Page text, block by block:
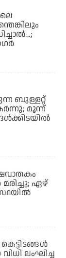
ബുള്ളറ്റ്
മൂന്ന്
മരിച്ചു; ഏഴ്
ലംഘിച്ച